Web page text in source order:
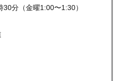
分（金曜1:00〜1:30）